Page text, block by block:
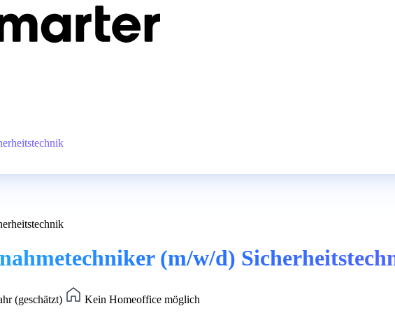
(m/w/d)
(geschätzt)
Kein Homeoffice möglich